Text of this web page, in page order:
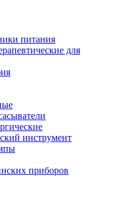
питания
для
инструмент
приборов